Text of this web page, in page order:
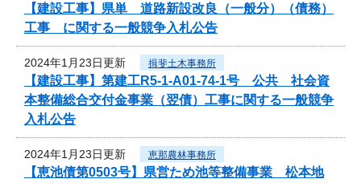
【建設工事】県単 道路新設改良（一般分）（債務）
工事 に関する一般競争入札公告
2024年1月23日更新 揖斐土木事務所
【建設工事】第建工R5-1-A01-74-1号 公共 社会資
本整備総合交付金事業（翌債）工事に関する一般競争
入札公告
2024年1月23日更新 恵那農林事務所
【恵池債第0503号】県営ため池等整備事業 松本地